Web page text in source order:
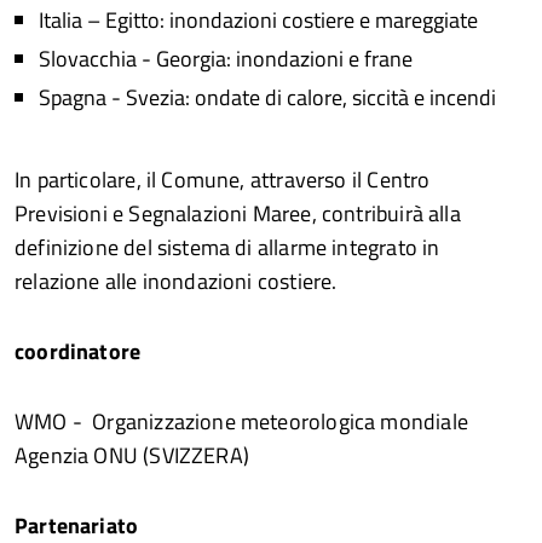
Italia – Egitto: inondazioni costiere e mareggiate
Slovacchia - Georgia: inondazioni e frane
Spagna - Svezia: ondate di calore, siccità e incendi
In particolare, il Comune, attraverso il Centro
Previsioni e Segnalazioni Maree, contribuirà alla
definizione del sistema di allarme integrato in
relazione alle inondazioni costiere.
coordinatore
WMO - Organizzazione meteorologica mondiale
Agenzia ONU (SVIZZERA)
Partenariato